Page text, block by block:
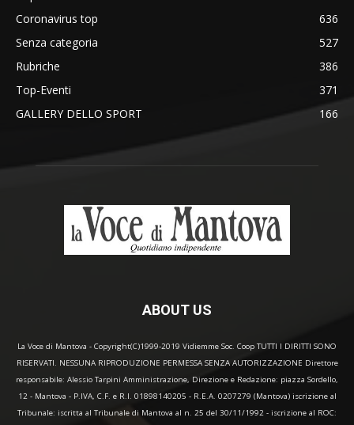
Coronavirus top
636
Senza categoria
527
Rubriche
386
Top-Eventi
371
GALLERY DELLO SPORT
166
ABOUT US
La Voce di Mantova - Copyright(C)1999-2019 Vidiemme Soc. Coop TUTTI I DIRITTI SONO
RISERVATI. NESSUNA RIPRODUZIONE PERMESSA SENZA AUTORIZZAZIONE Direttore
responsabile: Alessio Tarpini Amministrazione, Direzione e Redazione: piazza Sordello,
12 - Mantova - P.IVA, C.F. e R.I. 01898140205 - R.E.A. 0207279 (Mantova) iscrizione al
Tribunale: iscritta al Tribunale di Mantova al n. 25 del 30/11/1992 - iscrizione al ROC: